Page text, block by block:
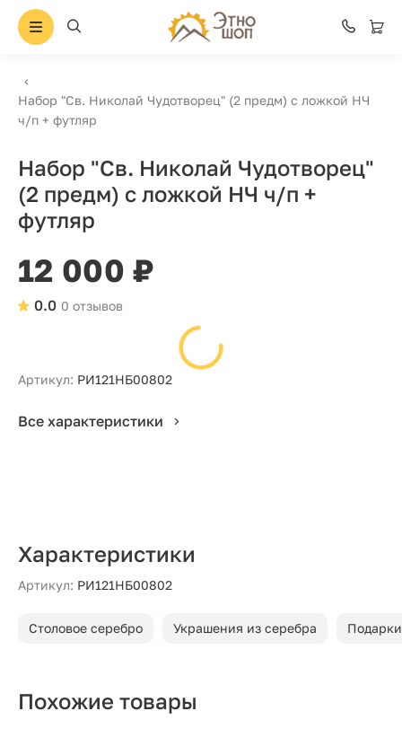
Набор "Св. Николай Чудотворец" (2 предм) с ложкой НЧ
ч/п + футляр
Набор "Св. Николай Чудотворец"
(2 предм) с ложкой НЧ ч/п +
футляр
12 000 ₽
0 отзывов
0.0
Артикул: РИ121НБ00802
Все характеристики
Характеристики
Артикул: РИ121НБ00802
Столовое серебро Украшения из серебра
Похожие товары